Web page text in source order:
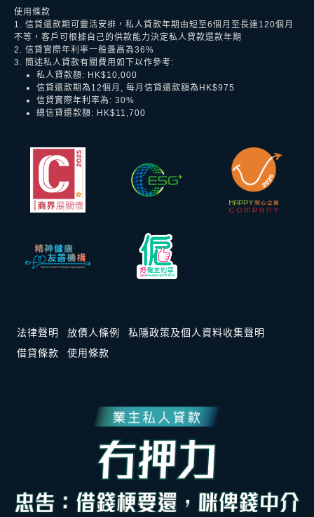
使用條款
1. 信貸還款期可靈活安排，私人貸款年期由短至6個月至長達120個月
不等，客戶可根據自己的供款能力決定私人貸款還款年期
2. 信貸實際年利率一般最高為36%
3. 簡述私人貸款有關費用如下以作參考:
私人貸款額: HK$10,000
信貸還款期為12個月, 每月信貸還款額為HK$975
信貸實際年利率為: 30%
總信貸還款額: HK$11,700
法律聲明 放債人條例
私隱政策及個人資料收集聲明
借貸條款
使用條款